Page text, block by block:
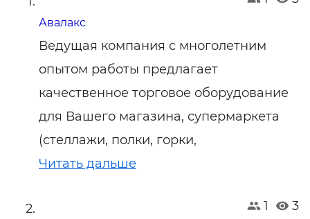
Авалакс
Ведущая компания с многолетним
опытом работы предлагает
качественное торговое оборудование
для Вашего магазина, супермаркета
(стеллажи, полки, горки,
Читать дальше
1 3